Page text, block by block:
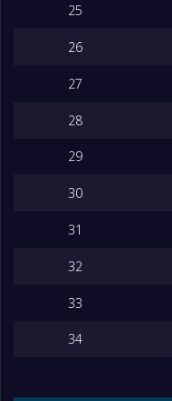
25
26
27
28
29
30
31
32
33
34